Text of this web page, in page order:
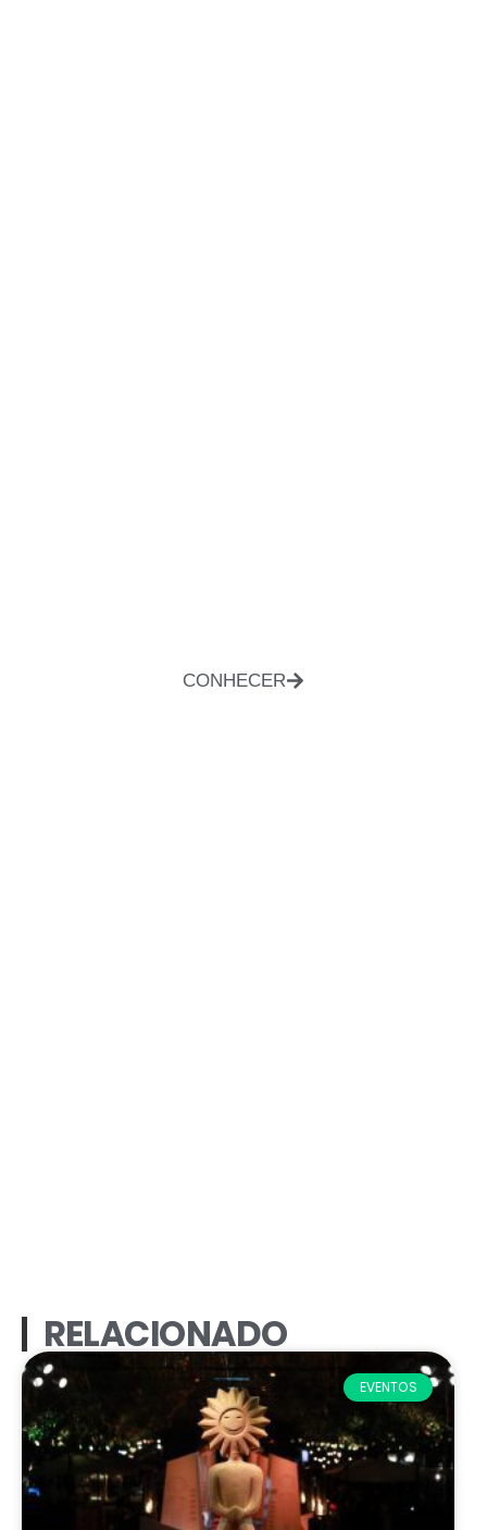
CONHECER
RELACIONADO
EVENTOS